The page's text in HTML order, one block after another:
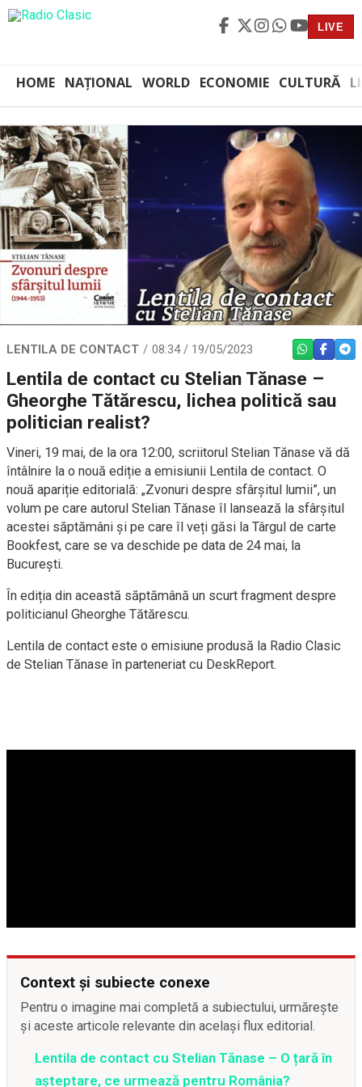
LIVE
HOME NAȚIONAL WORLD ECONOMIE CULTURĂ
LENTILA DE CONTACT 08:34 / 19/05/2023 WHATSAPP
Lentila de contact cu Stelian Tănase –
Gheorghe Tătărescu, lichea politică sau
politician realist?
Vineri, 19 mai, de la ora 12:00, scriitorul Stelian Tănase vă dă
întâlnire la o nouă ediție a emisiunii Lentila de contact. O
nouă apariție editorială: „Zvonuri despre sfârșitul lumii”, un
volum pe care autorul Stelian Tănase îl lansează la sfârșitul
acestei săptămâni și pe care îl veți găsi la Târgul de carte
Bookfest, care se va deschide pe data de 24 mai, la
București.
În ediția din această săptămână un scurt fragment despre
politicianul Gheorghe Tătărescu.
Lentila de contact este o emisiune produsă la Radio Clasic
de Stelian Tănase în parteneriat cu DeskReport.
Context și subiecte conexe
Pentru o imagine mai completă a subiectului, urmărește
și aceste articole relevante din același flux editorial.
Lentila de contact cu Stelian Tănase – O țară în
așteptare, ce urmează pentru România?